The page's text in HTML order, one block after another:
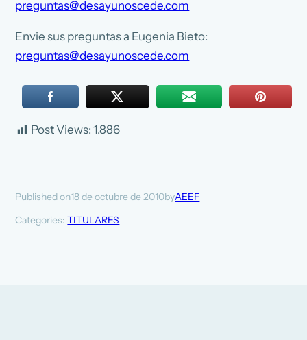
preguntas@desayunoscede.com
Envie sus preguntas a Eugenia Bieto:
preguntas@desayunoscede.com
Post Views: 1.886
Published on18 de octubre de 2010byAEEF
Categories:TITULARES